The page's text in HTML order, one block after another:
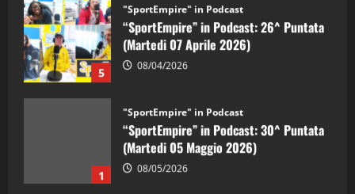
5
"SportEmpire" in Podcast
“SportEmpire” in Podcast: 26^ Puntata
(Martedi 07 Aprile 2026)
08/04/2026
1
"SportEmpire" in Podcast
“SportEmpire” in Podcast: 30^ Puntata
(Martedi 05 Maggio 2026)
08/05/2026